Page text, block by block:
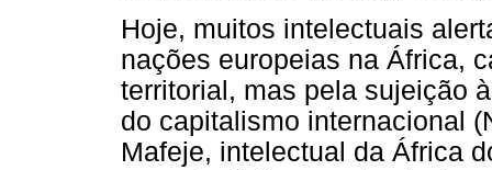
Hoje, muitos intelectuais
nações europeias na África,
territorial, mas pela sujeição
do capitalismo internacional
Mafeje, intelectual da África